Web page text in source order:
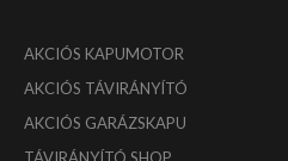
AKCIÓS KAPUMOTOR
AKCIÓS TÁVIRÁNYÍTÓ
AKCIÓS GARÁZSKAPU